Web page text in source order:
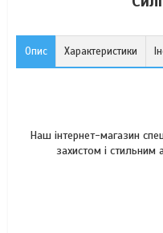
Опис Характеристики
Наш інтернет-магазин
захистом і стильним